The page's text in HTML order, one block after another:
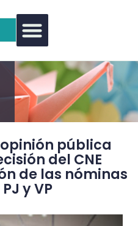
pública
del CNE
de las nóminas
y VP